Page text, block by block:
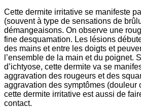
Cette dermite irritative se manifeste
(souvent à type de sensations de
démangeaisons. On observe une
fine desquamation. Les lésions
des mains et entre les doigts et
l’ensemble de la main et du poignet.
d’ichtyose, cette dermite va se
aggravation des rougeurs et des
aggravation des symptômes (douleur
cette dermite irritative est aussi de
contact.